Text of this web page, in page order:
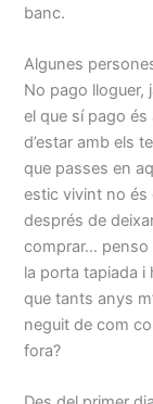
banc.
Algunes
No pago lloguer,
el que sí pago
d’estar amb els
que passes en
estic vivint no és
després de
comprar… penso
la porta tapiada i
que tants anys
neguit de com
fora?